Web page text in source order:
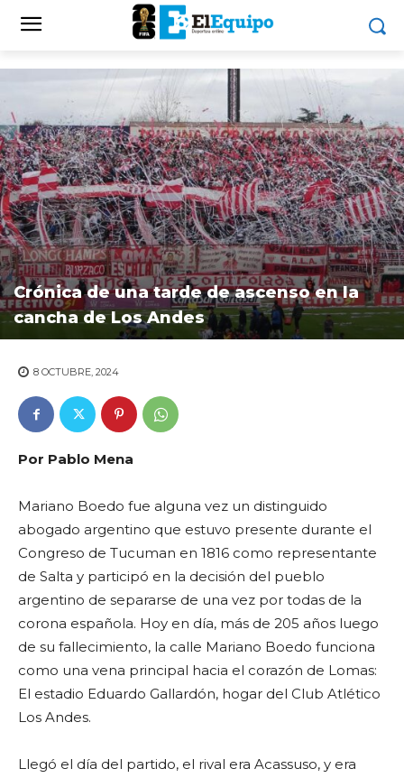
Crónica de una tarde de ascenso en la
cancha de Los Andes
8 OCTUBRE, 2024
Por Pablo Mena
Mariano Boedo fue alguna vez un distinguido
abogado argentino que estuvo presente durante el
Congreso de Tucuman en 1816 como representante
de Salta y participó en la decisión del pueblo
argentino de separarse de una vez por todas de la
corona española. Hoy en día, más de 205 años luego
de su fallecimiento, la calle Mariano Boedo funciona
como una vena principal hacia el corazón de Lomas:
El estadio Eduardo Gallardón, hogar del Club Atlético
Los Andes.
Llegó el día del partido, el rival era Acassuso, y era